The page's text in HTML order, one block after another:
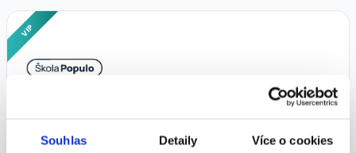
Souhlas Detaily Více o cookies
VIP
12 000 - 18 000 Kč/ měs.